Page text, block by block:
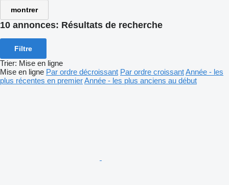
montrer
10 annonces: Résultats de recherche
Filtre
Trier: Mise en ligne
Mise en ligne Par ordre décroissant Par ordre croissantAnnée - les
plus récentes en premierAnnée - les plus anciens au début